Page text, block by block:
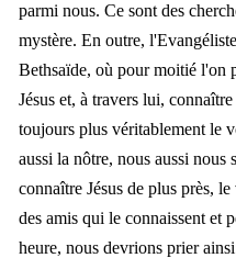
parmi nous. Ce sont des
mystère. En outre,
Bethsaïde, où pour moitié l'on
Jésus et, à travers lui,
toujours plus véritablement le
aussi la nôtre, nous aussi
connaître Jésus de plus près,
des amis qui le connaissent et
heure, nous devrions prier